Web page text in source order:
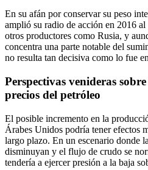
En su afán por conservar su peso
amplió su radio de acción en 2016
otros productores como Rusia, y
concentra una parte notable del
no resulta tan decisiva como lo fue
Perspectivas venideras
precios del petróleo
El posible incremento en la
Árabes Unidos podría tener efectos
largo plazo. En un escenario donde
disminuyan y el flujo de crudo se
tendería a ejercer presión a la baja